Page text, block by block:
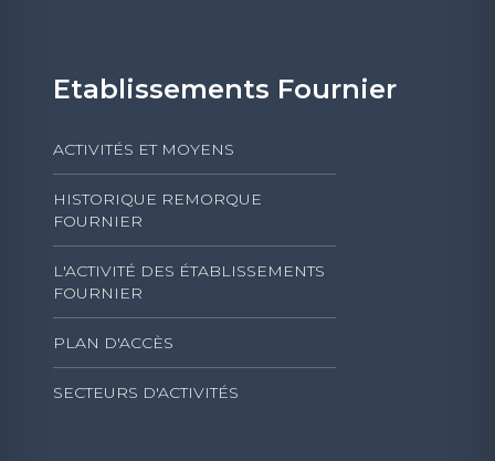
Etablissements Fournier
ACTIVITÉS ET MOYENS
HISTORIQUE REMORQUE
FOURNIER
L'ACTIVITÉ DES ÉTABLISSEMENTS
FOURNIER
PLAN D'ACCÈS
SECTEURS D'ACTIVITÉS